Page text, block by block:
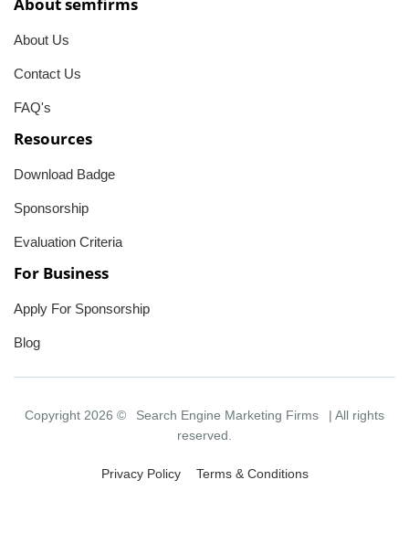
About Us
Contact Us
FAQ's
Resources
Download Badge
Sponsorship
Evaluation Criteria
For Business
Apply For Sponsorship
Blog
Copyright 2026 © Search Engine Marketing Firms
| All rights
reserved.
Privacy Policy Terms & Conditions